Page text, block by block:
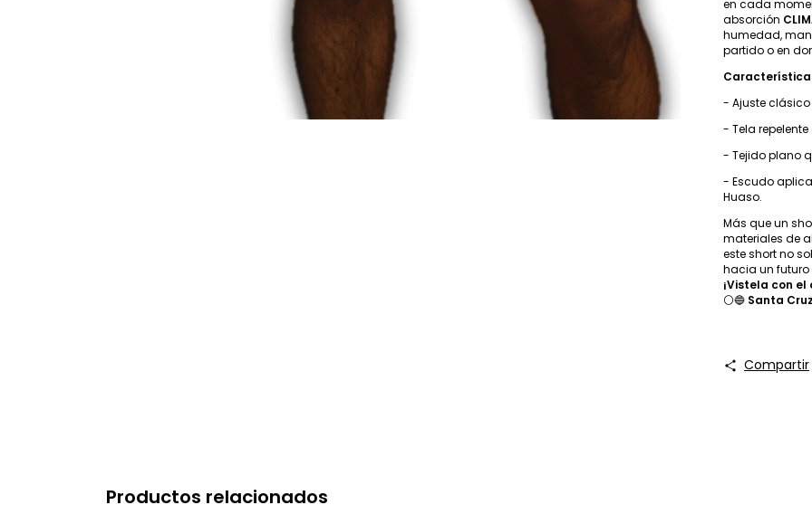
en cada
absorción
humedad,
partido o en
- Ajuste
- Tela
- Tejido plano
- Escudo
Huaso.
Más que un
materiales de
este short no
hacia un
¡Vistela con
⚪🔵 Santa
Compartir
Productos relacionados